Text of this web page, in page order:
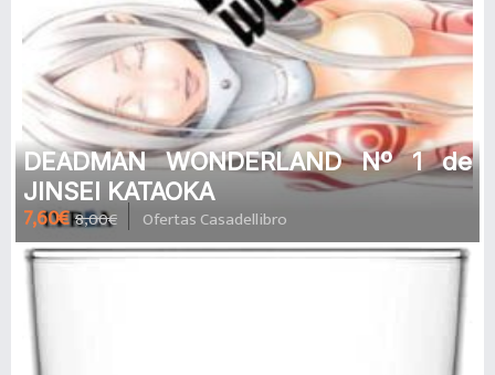
DEADMAN WONDERLAND Nº 1 de
JINSEI KATAOKA
7,60€ 8,00€ Ofertas Casadellibro